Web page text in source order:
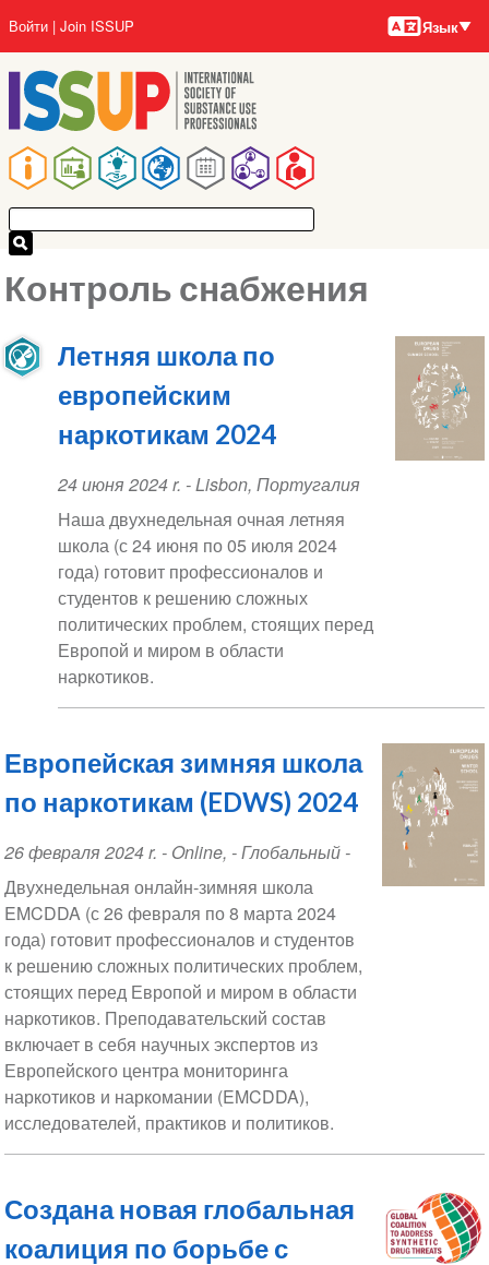
основному
содержанию
Main
navigation
User
account
menu
Войти Join ISSUP Языки
Язык
Контроль снабжения
Летняя школа по
европейским
наркотикам 2024
Event
Date
24 июня 2024 r. -Lisbon, Португалия
Наша двухнедельная очная летняя
школа (с 24 июня по 05 июля 2024
года) готовит профессионалов и
студентов к решению сложных
политических проблем, стоящих перед
Европой и миром в области
наркотиков.
Европейская зимняя школа
по наркотикам (EDWS) 2024
Event
Date
26 февраля 2024 r. - Online, - Глобальный -
Двухнедельная онлайн-зимняя школа
EMCDDA (с 26 февраля по 8 марта 2024
года) готовит профессионалов и студентов
к решению сложных политических проблем,
стоящих перед Европой и миром в области
наркотиков. Преподавательский состав
включает в себя научных экспертов из
Европейского центра мониторинга
наркотиков и наркомании (EMCDDA),
исследователей, практиков и политиков.
Создана новая глобальная
коалиция по борьбе с